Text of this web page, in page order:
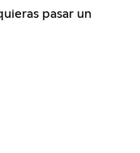
pasar un